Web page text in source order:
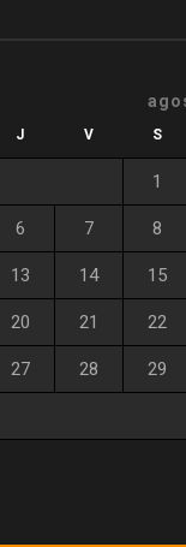
J V S
1
6 7 8
13 14 15
20 21 22
27 28 29